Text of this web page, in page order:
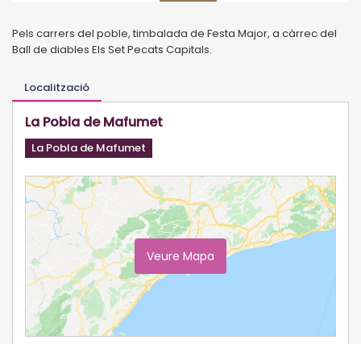
Pels carrers del poble, timbalada de Festa Major, a càrrec del
Ball de diables Els Set Pecats Capitals.
Localització
La Pobla de Mafumet
La Pobla de Mafumet
Veure Mapa